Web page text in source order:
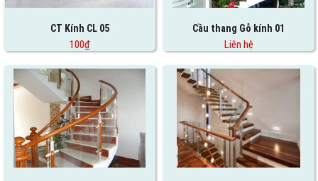
CT Kính CL 05
100₫
Cầu thang Gỗ kính 01
Liên hệ